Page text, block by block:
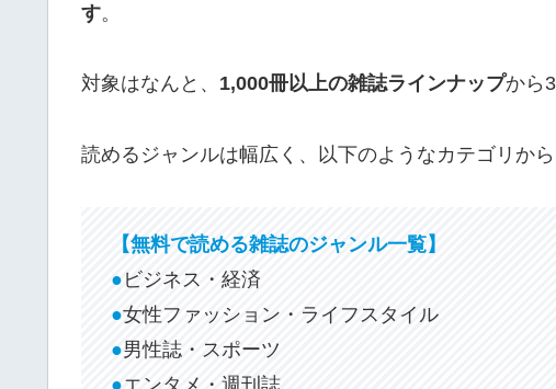
す。
対象はなんと、 1,000冊以上の雑誌ラインナップから
読めるジャンルは幅広く、以下のようなカテゴリから
【無料で読める雑誌のジャンル一覧】
● ビジネス・経済
●女性ファッション・ライフスタイル
●男性誌・スポーツ
●エンタメ・週刊誌